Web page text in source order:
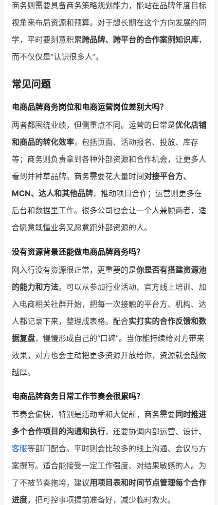
商务则需要具备商务策略规划能力，能站在品牌年度目标
视角来布局资源和预算。对于想长期在这个方向发展的同
学，平时要刻意积累跨品牌、跨平台的合作案例知识库，
而不仅仅是“认识很多人”。
常见问题
电商品牌商务岗位和电商运营岗位差别大吗？
两者都围绕业绩，但侧重点不同。运营的日常是优化店铺
和商品的转化效率，包括页面、活动报名、投放、库存
等；商务则负责拿到各种外部资源和合作机会，让更多人
看到并种草品牌。商务需要花大量时间对接平台方、
MCN、达人和其他品牌，推动项目合作；运营则更多在
后台和数据里工作。很多公司也会让一个人兼顾两者，适
合愿意既懂业务又愿意跑外部资源的人。
没有资源背景还能做电商品牌商务吗？
刚入行没有资源很正常，更重要的是你是否有搭建资源池
的能力和方法。可以从参加行业活动、官方线上培训、加
入电商相关社群开始，把每一次接触的平台方、机构、达
人都记录下来，整理成表格。配合实打实的合作反馈和数
据复盘，慢慢形成自己的“口碑”。当你能持续给对方带来
效果，对方也会主动把更多资源开放给你，资源就会越做
越厚。
电商品牌商务日常工作节奏会很累吗？
节奏会偏快，特别是活动季和大促前，商务需要同时推进
多个合作项目的沟通和执行，还要协调内部运营、设计、
客服等部门配合。平时则会比较多的线上沟通、会议与方
案撰写。适合能接受一定工作强度、对结果敏感的人。为
了不被节奏拖垮，建议用项目表和时间节点管理每个合作
进度，把可控事项提前准备好，减少临时救火。